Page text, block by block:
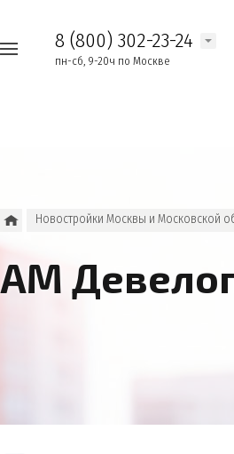
8 (800) 302-23-24
пн-сб, 9-20ч по Москве
Новостройки Москвы и Московской
АМ